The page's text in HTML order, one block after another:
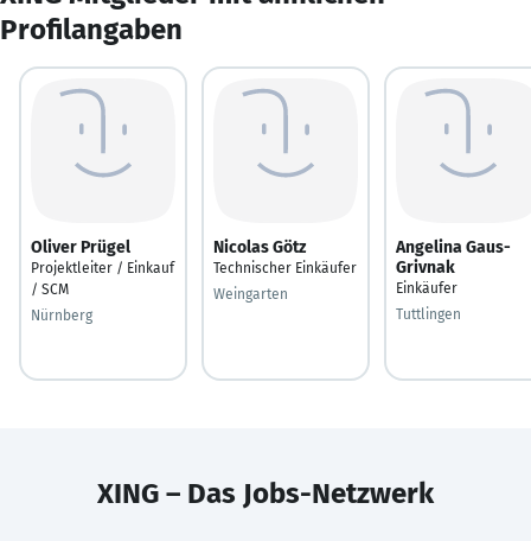
Profilangaben
Oliver Prügel
Projektleiter / Einkauf
/ SCM
Nürnberg
Nicolas Götz
Technischer Einkäufer
Weingarten
Angelina Gaus-
Grivnak
Einkäufer
Tuttlingen
XING – Das Jobs-Netzwerk